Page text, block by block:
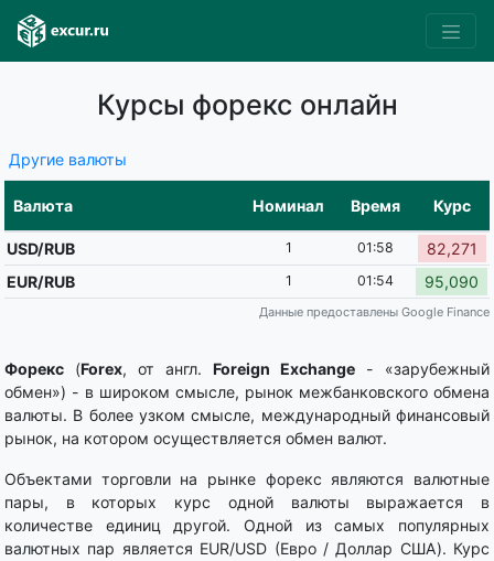
Курсы форекс онлайн
Другие валюты
Валюта Номинал Время Курс
USD/RUB 1 01:58
82,271
EUR/RUB
1 01:54 95,090
Данные предоставлены Google Finance
Форекс (Forex, от англ. Foreign Exchange - «зарубежный
обмен») - в широком смысле, рынок межбанковского обмена
валюты. В более узком смысле, международный финансовый
рынок, на котором осуществляется обмен валют.
Объектами торговли на рынке форекс являются валютные
пары, в которых курс одной валюты выражается в
количестве единиц другой. Одной из самых популярных
валютных пар является EUR/USD (Евро / Доллар США). Курс